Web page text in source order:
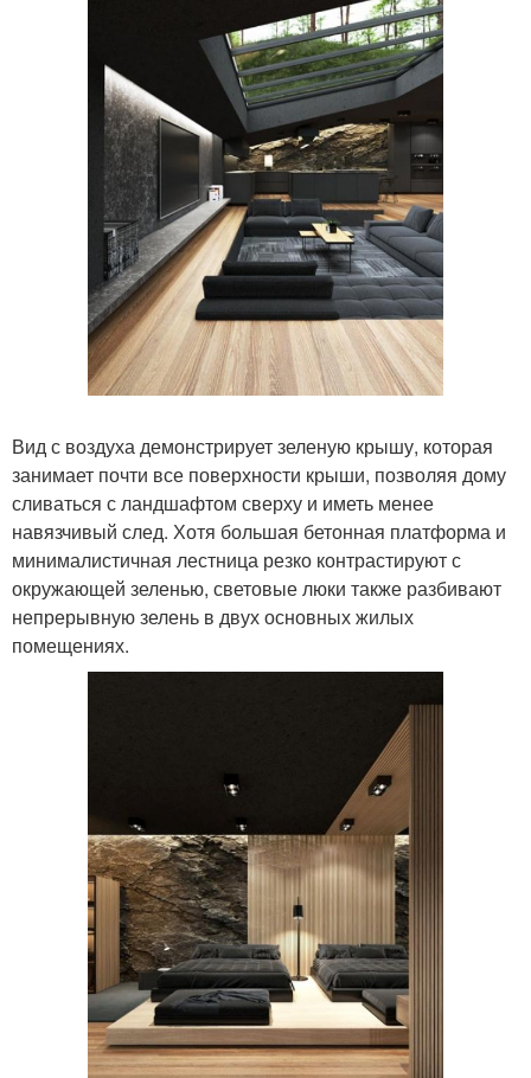
Вид с воздуха демонстрирует зеленую крышу, которая
занимает почти все поверхности крыши, позволяя дому
сливаться с ландшафтом сверху и иметь менее
навязчивый след. Хотя большая бетонная платформа и
минималистичная лестница резко контрастируют с
окружающей зеленью, световые люки также разбивают
непрерывную зелень в двух основных жилых
помещениях.